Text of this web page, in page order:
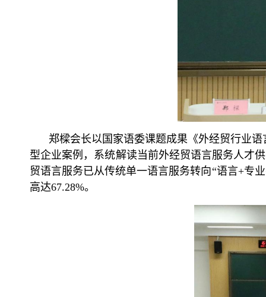
郑樑会长以国家语委课题成果《外经贸行业
型企业案例，系统解读当前外经贸语言服务人才
贸语言服务已从传统单一语言服务转向“语言+专
高达67.28%。